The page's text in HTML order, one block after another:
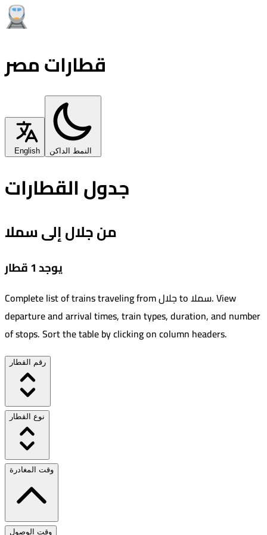
قطارات مصر
English النمط الداكن
جدول القطارات
من جلال إلى سملا
يوجد 1 قطار
Complete list of trains traveling fromجلالtoسملا.View
departure and arrival times, train types, duration, and number
of stops. Sort the table by clicking on column headers.
رقم القطار
نوع القطار
وقت المغادرة
وقت الوصول